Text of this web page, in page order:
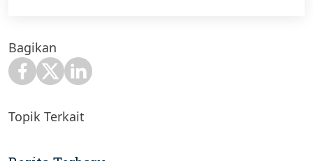
Bagikan
Topik Terkait